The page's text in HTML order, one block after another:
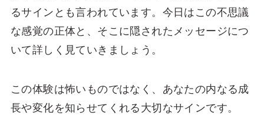
るサインとも言われています。今日はこの不思議
な感覚の正体と、そこに隠されたメッセージにつ
いて詳しく見ていきましょう。
この体験は怖いものではなく、あなたの内なる成
長や変化を知らせてくれる大切なサインです。